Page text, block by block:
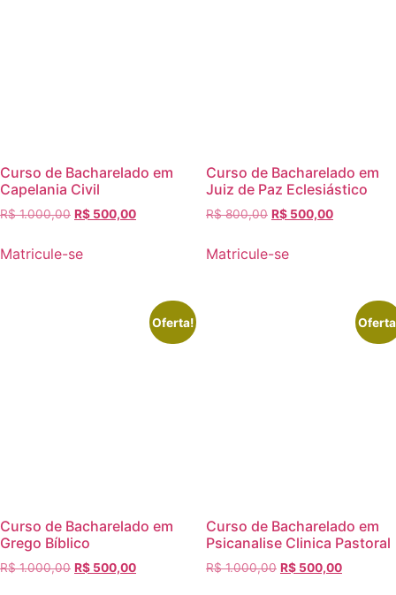
Curso de Bacharelado em
Capelania Civil
R$1.000,00 R$ 500,00
Matricule-se
Curso de Bacharelado em
Juiz de Paz Eclesiástico
R$800,00 R$500,00
Matricule-se
Oferta!
Curso de Bacharelado em
Grego Bíblico
R$1.000,00 R$ 500,00
Curso de Bacharelado em
Psicanalise Clinica Pastoral
R$1.000,00 R$500,00